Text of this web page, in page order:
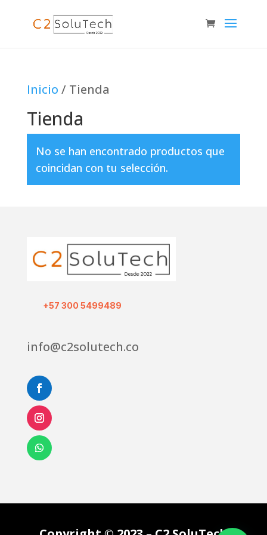
Inicio / Tienda
Tienda
No se han encontrado productos que
coincidan con tu selección.
+57 300 5499489
info@c2solutech.co